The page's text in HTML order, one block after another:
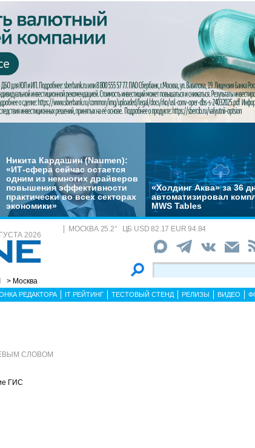
Никита Кардашин (Naumen):
«ИТ-сфера сейчас остается
одним из немногих драйверов
повышения эффективности
практически во всех секторах
экономики»
«Холдинг Аква» за 36
автоматизировал
MWS Tables
2026
> Москва
МОСКВА 25.2° ЦБ USD 82.17 EUR 94.84
РЕДАКТОРА IT РЕЙТИНГ ТЕСТОВЫЙ СТЕНД РЕЛИЗЫ ВИДЕО
СЛОВОМ
ГИС